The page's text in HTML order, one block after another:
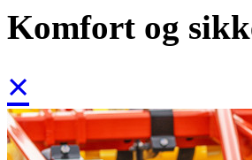
Komfort og
×